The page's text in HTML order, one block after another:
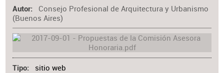
Autor
Consejo Profesional de Arquitectura y Urbanismo
(Buenos Aires)
Tipo sitio web